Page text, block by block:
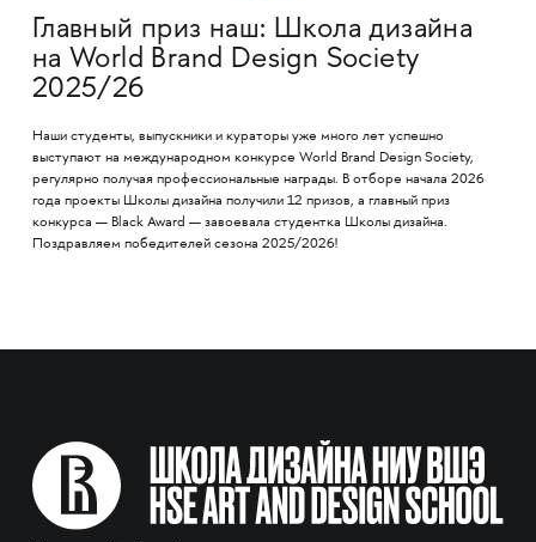
Главный приз наш: Школа дизайна
на World Brand Design Society
2025/26
Наши студенты, выпускники и кураторы уже много лет успешно
выступают на международном конкурсе World Brand Design Society,
регулярно получая профессиональные награды. В отборе начала 2026
года проекты Школы дизайна получили 12 призов, а главный приз
конкурса — Black Award — завоевала студентка Школы дизайна.
Поздравляем победителей сезона 2025/2026!